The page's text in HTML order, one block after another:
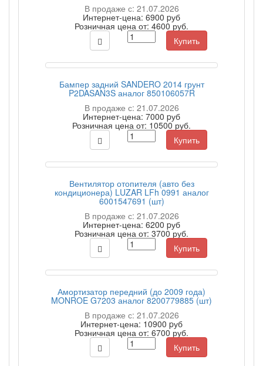
В продаже с: 21.07.2026
Интернет-цена: 6900 pуб
Розничная цена от: 4600 руб.
Купить
Бампер задний SANDERO 2014 грунт
P2DASAN3S аналог 850106057R
В продаже с: 21.07.2026
Интернет-цена: 7000 pуб
Розничная цена от: 10500 руб.
Купить
Вентилятор отопителя (авто без
кондиционера) LUZAR LFh 0991 аналог
6001547691 (шт)
В продаже с: 21.07.2026
Интернет-цена: 6200 pуб
Розничная цена от: 3700 руб.
Купить
Амортизатор передний (до 2009 года)
MONROE G7203 аналог 8200779885 (шт)
В продаже с: 21.07.2026
Интернет-цена: 10900 pуб
Розничная цена от: 6700 руб.
Купить